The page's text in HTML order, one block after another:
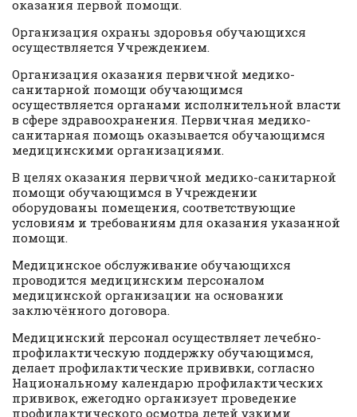
оказания первой помощи.
Организация охраны здоровья обучающихся
осуществляется Учреждением.
Организация оказания первичной медико-
санитарной помощи обучающимся
осуществляется органами исполнительной власти
в сфере здравоохранения. Первичная медико-
санитарная помощь оказывается обучающимся
медицинскими организациями.
В целях оказания первичной медико-санитарной
помощи обучающимся в Учреждении
оборудованы помещения, соответствующие
условиям и требованиям для оказания указанной
помощи.
Медицинское обслуживание обучающихся
проводится медицинским персоналом
медицинской организации на основании
заключённого договора.
Медицинский персонал осуществляет лечебно-
профилактическую поддержку обучающимся,
делает профилактические прививки, согласно
Национальному календарю профилактических
прививок, ежегодно организует проведение
профилактического осмотра детей узкими